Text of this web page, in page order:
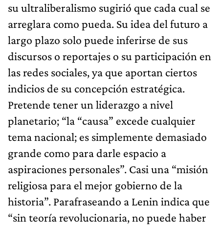
su ultraliberalismo sugirió que cada cual se
arreglara como pueda. Su idea del futuro a
largo plazo solo puede inferirse de sus
discursos o reportajes o su participación en
las redes sociales, ya que aportan ciertos
indicios de su concepción estratégica.
Pretende tener un liderazgo a nivel
planetario; “la “causa” excede cualquier
tema nacional; es simplemente demasiado
grande como para darle espacio a
aspiraciones personales”. Casi una “misión
religiosa para el mejor gobierno de la
historia”. Parafraseando a Lenin indica que
“sin teoría revolucionaria, no puede haber